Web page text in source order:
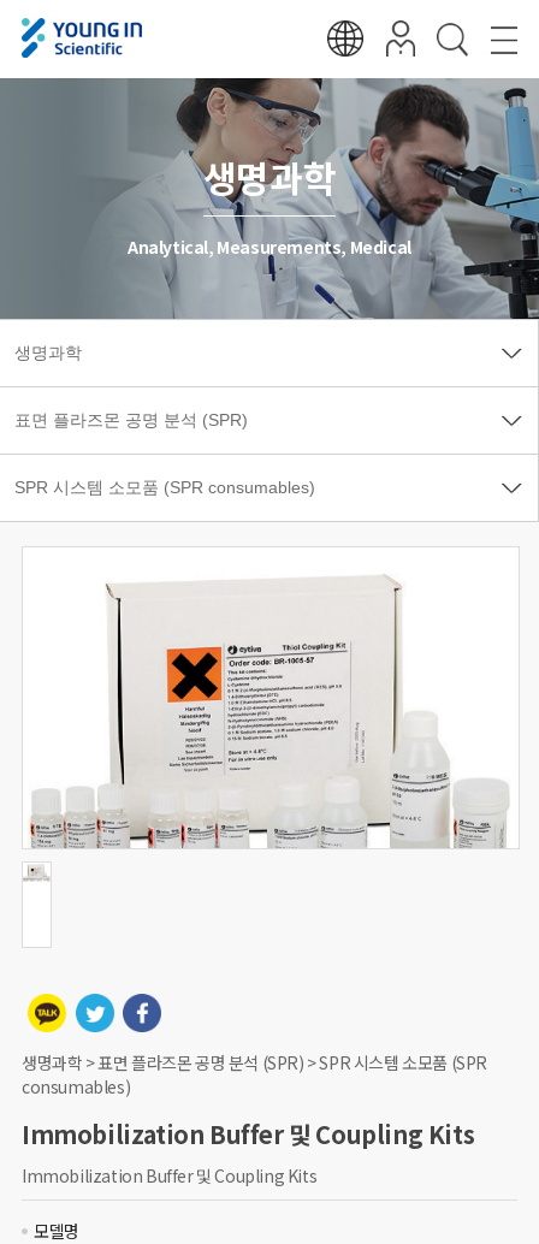
생명과학
Analytical, Measurements, Medical
생명과학 > 표면 플라즈몬 공명 분석 (SPR) > SPR 시스템 소모품 (SPR
consumables)
Immobilization Buffer 및 Coupling Kits
Immobilization Buffer 및 Coupling Kits
모델명